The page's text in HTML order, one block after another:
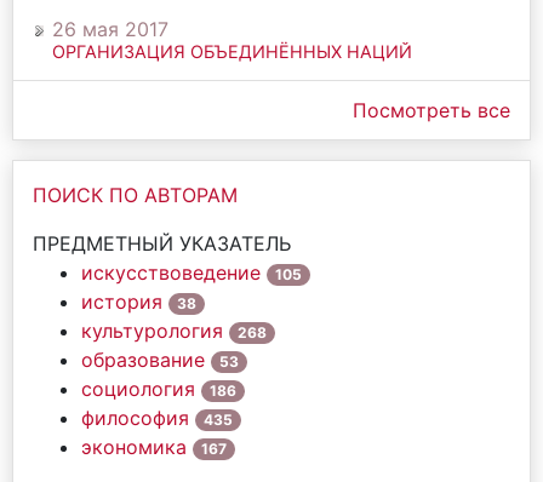
26 мая 2017
ОРГАНИЗАЦИЯ ОБЪЕДИНЁННЫХ НАЦИЙ
Посмотреть все
ПОИСК ПО АВТОРАМ
ПРЕДМЕТНЫЙ УКАЗАТЕЛЬ
искусствоведение
105
история 38
культурология 268
образование 53
социология 186
философия 435
экономика 167